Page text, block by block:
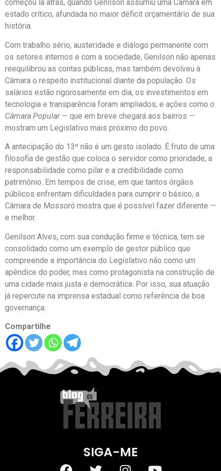
começou lá atrás, quando Genilson assumiu uma Câmara em
estado crítico, afundada no maior déficit orçamentário de sua
história.
Com trabalho sério, austeridade e diálogo permanente com
os setores internos e com a sociedade, Genilson não apenas
reequilibrou as contas públicas, mas também devolveu à
Câmara o respeito institucional diante da população. Os
salários estão rigorosamente em dia, os investimentos em
tecnologia e transparência foram ampliados, e ações como o
Câmara Popular— que em breve chegará aos bairros —
mostram um Legislativo mais próximo do povo.
A antecipação do 13º não é um gesto isolado. É fruto de uma
filosofia de gestão que coloca o servidor como prioridade, a
responsabilidade como pilar e a credibilidade como
patrimônio. Em tempos de crise, em que tantos órgãos
públicos enfrentam dificuldades para cumprir o básico, a
Câmara de Mossoró mostra que é possível fazer diferente —
e melhor.
Genilson Alves, com sua condução firme e técnica, tem se
consolidado como um exemplo de gestor público que
compreende a importância do Legislativo não como um
apêndice do poder, mas como protagonista na construção de
uma cidade mais justa e democrática. Por isso, sua atuação
já repercute na imprensa estadual como referência de boa
governança.
Compartilhe
SIGA-ME